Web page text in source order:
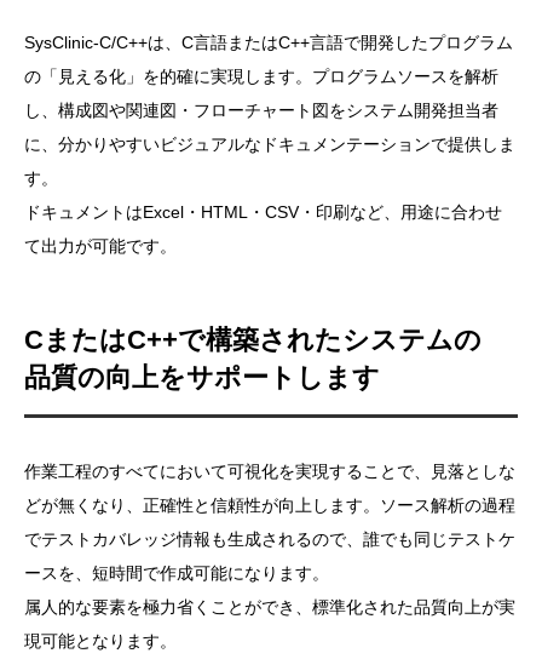
SysClinic-C/C++は、C言語またはC++言語で開発したプログラム
の「見える化」を的確に実現します。プログラムソースを解析
し、構成図や関連図・フローチャート図をシステム開発担当者
に、分かりやすいビジュアルなドキュメンテーションで提供しま
す。
ドキュメントはExcel・HTML・CSV・印刷など、用途に合わせ
て出力が可能です。
CまたはC++で構築されたシステムの
品質の向上をサポートします
作業工程のすべてにおいて可視化を実現することで、見落としな
どが無くなり、正確性と信頼性が向上します。ソース解析の過程
でテストカバレッジ情報も生成されるので、誰でも同じテストケ
ースを、短時間で作成可能になります。
属人的な要素を極力省くことができ、標準化された品質向上が実
現可能となります。